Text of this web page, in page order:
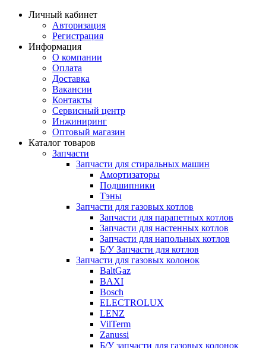
Личный кабинет
Авторизация
Регистрация
Информация
О компании
Оплата
Доставка
Вакансии
Контакты
Сервисный центр
Инжиниринг
Оптовый магазин
Каталог товаров
Запчасти
Запчасти для стиральных машин
Амортизаторы
Подшипники
Тэны
Запчасти для газовых котлов
Запчасти для парапетных котлов
Запчасти для настенных котлов
Запчасти для напольных котлов
Б/У Запчасти для котлов
Запчасти для газовых колонок
BaltGaz
BAXI
Bosch
ELECTROLUX
LENZ
VilTerm
Zanussi
Б/У запчасти для газовых колонок